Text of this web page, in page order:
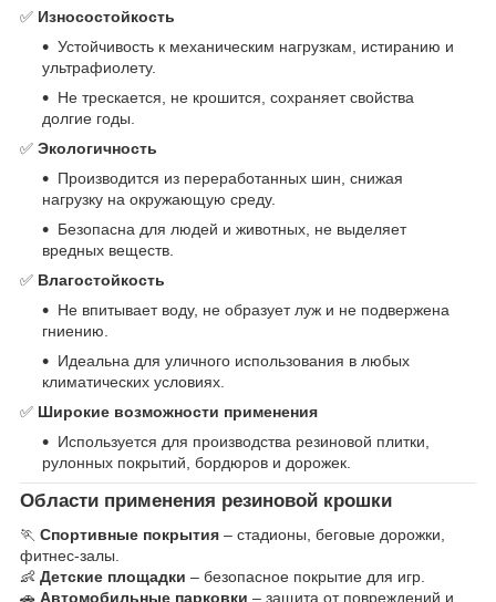
✅ Износостойкость
Устойчивость к механическим нагрузкам, истиранию и
ультрафиолету.
Не трескается, не крошится, сохраняет свойства
долгие годы.
✅ Экологичность
Производится из переработанных шин, снижая
нагрузку на окружающую среду.
Безопасна для людей и животных, не выделяет
вредных веществ.
✅ Влагостойкость
Не впитывает воду, не образует луж и не подвержена
гниению.
Идеальна для уличного использования в любых
климатических условиях.
✅ Широкие возможности применения
Используется для производства резиновой плитки,
рулонных покрытий, бордюров и дорожек.
Области применения резиновой крошки
🏃 Спортивные покрытия – стадионы, беговые дорожки,
фитнес-залы.
👶 Детские площадки – безопасное покрытие для игр.
🚗 Автомобильные парковки – защита от повреждений и